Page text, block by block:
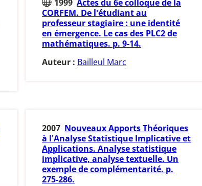
1999 Actes du 6e colloque de la
CORFEM. De l'étudiant au
professeur stagiaire : une identité
en émergence. Le cas des PLC2 de
mathématiques. p. 9-14.
Auteur : Bailleul Marc
2007 Nouveaux Apports Théoriques
à l'Analyse Statistique Implicative et
Applications. Analyse statistique
implicative, analyse textuelle. Un
exemple de complémentarité. p.
275-286.